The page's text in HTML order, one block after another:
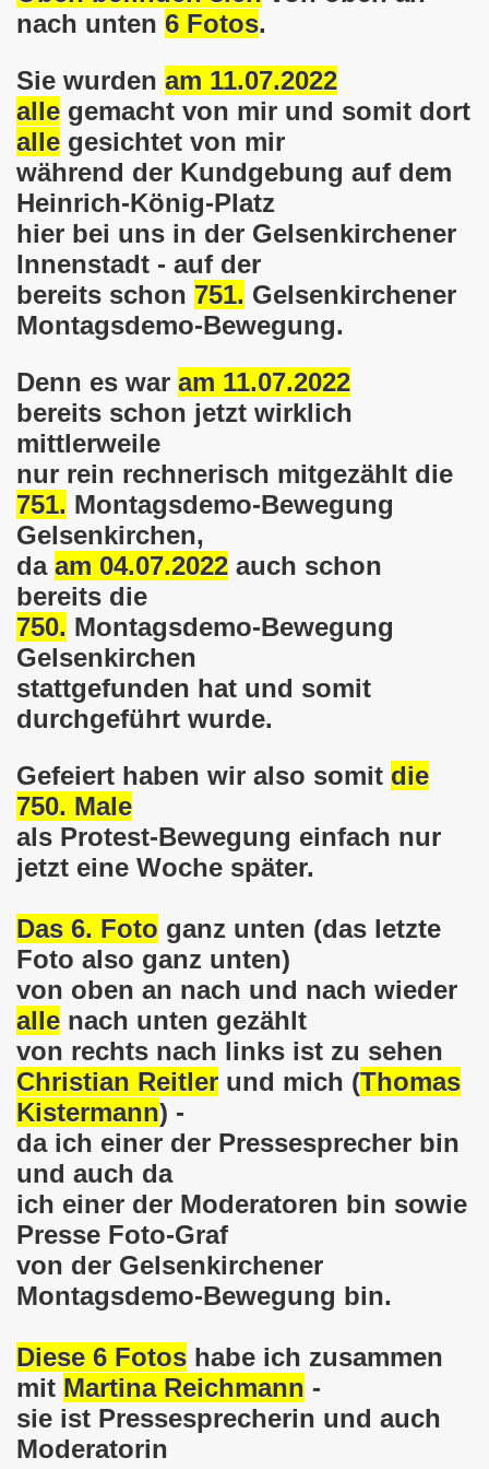
nach unten 6 Fotos.
Sie wurden am 11.07.2022
alle gemacht von mir und somit dort
alle gesichtet von mir
während der Kundgebung auf dem
Heinrich-König-Platz
hier bei uns in der Gelsenkirchener
Innenstadt - auf der
bereits schon 751. Gelsenkirchener
Montagsdemo-Bewegung.
Denn es war am 11.07.2022
bereits schon jetzt wirklich
mittlerweile
nur rein rechnerisch mitgezählt die
751. Montagsdemo-Bewegung
Gelsenkirchen,
da am 04.07.2022 auch schon
bereits die
750. Montagsdemo-Bewegung
Gelsenkirchen
stattgefunden hat und somit
durchgeführt wurde.
Gefeiert haben wir also somit die
750. Male
als Protest-Bewegung einfach nur
jetzt eine Woche später.
Das 6. Foto ganz unten (das letzte
Foto also ganz unten)
von oben an nach und nach wieder
alle nach unten gezählt
von rechts nach links ist zu sehen
Christian Reitler und mich (Thomas
Kistermann) -
da ich einer der Pressesprecher bin
und auch da
ich einer der Moderatoren bin sowie
Presse Foto-Graf
von der Gelsenkirchener
Montagsdemo-Bewegung bin.
Diese 6 Fotos habe ich zusammen
mit Martina Reichmann -
sie ist Pressesprecherin und auch
Moderatorin
Bewegung steht solidarisch am 17.07.2017 hinter
Emmerich, stellvertretender Bürgermeister von
Bewegung am 08.06.2026 hat stattgefunden am
Kathi“ am 11.05.2026 während der Kundgebung in
am 09.03.2026 verurteilt Nahostkrieg und
im neuen Jahr 2026 am 05.01.2026 mit dem
am 10.11.2025 auf der 793. Gelsenkirchener
zur Kommunalwahl am 14.09.2025 hier bei uns in
eine einzigartige Demonstration am 08.09.2025 hier bei
Gelsenkirchen am 08.09.2025 um 17.30 Uhr,
21 Jahre Gelsenkirchener Montagsdemo-
in Gelsenkirchen und es ist zeitgleich am
Bewegung hier bei uns in der Gelsenkirchener
Gelsenkirchener(innen) spenden 523,20 Euro
Montagsdemo-Bewegung am 12.05.2025 am Platz der
Montagsdemo-Bewegung am 14.04.2025 auf dem
Bewegung am 10.03.2025 am Platz der
am 03.02.2025 gegen Rechts in
Bewegung Gelsenkirchen am 13.01.2025 am Platz
Bewegung am 11.11.2024: Solidarität mit dem
solidarisiert sich am 14.10.2024 mit dem Volk
Volk und mit dem libanesischen Volk!
Eisenach: Zeichen gegen Sozialkahlschlag und
Montagsdemonstration am 12.08.2024 - eine
Gelsenkirchen am 12.08.2024 ab 17.30 Uhr - am Platz
am 08.07.2024 Protest gegen Armut,
der Bundesweiten Montagsdemo-
Gelsenkirchener Montagsdemo-Bewegung am
am 13.05.2024 um 17.30 Uhr auf dem
Bewegung am 08.04.2024 auf dem Heinrich-König-
ruft auf am 11.03.2024 zum Jahrestag